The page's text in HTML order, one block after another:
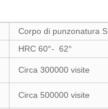
Corpo di punzonatura
HRC 60°- 62°
Circa 300000 visite
Circa 500000 visite